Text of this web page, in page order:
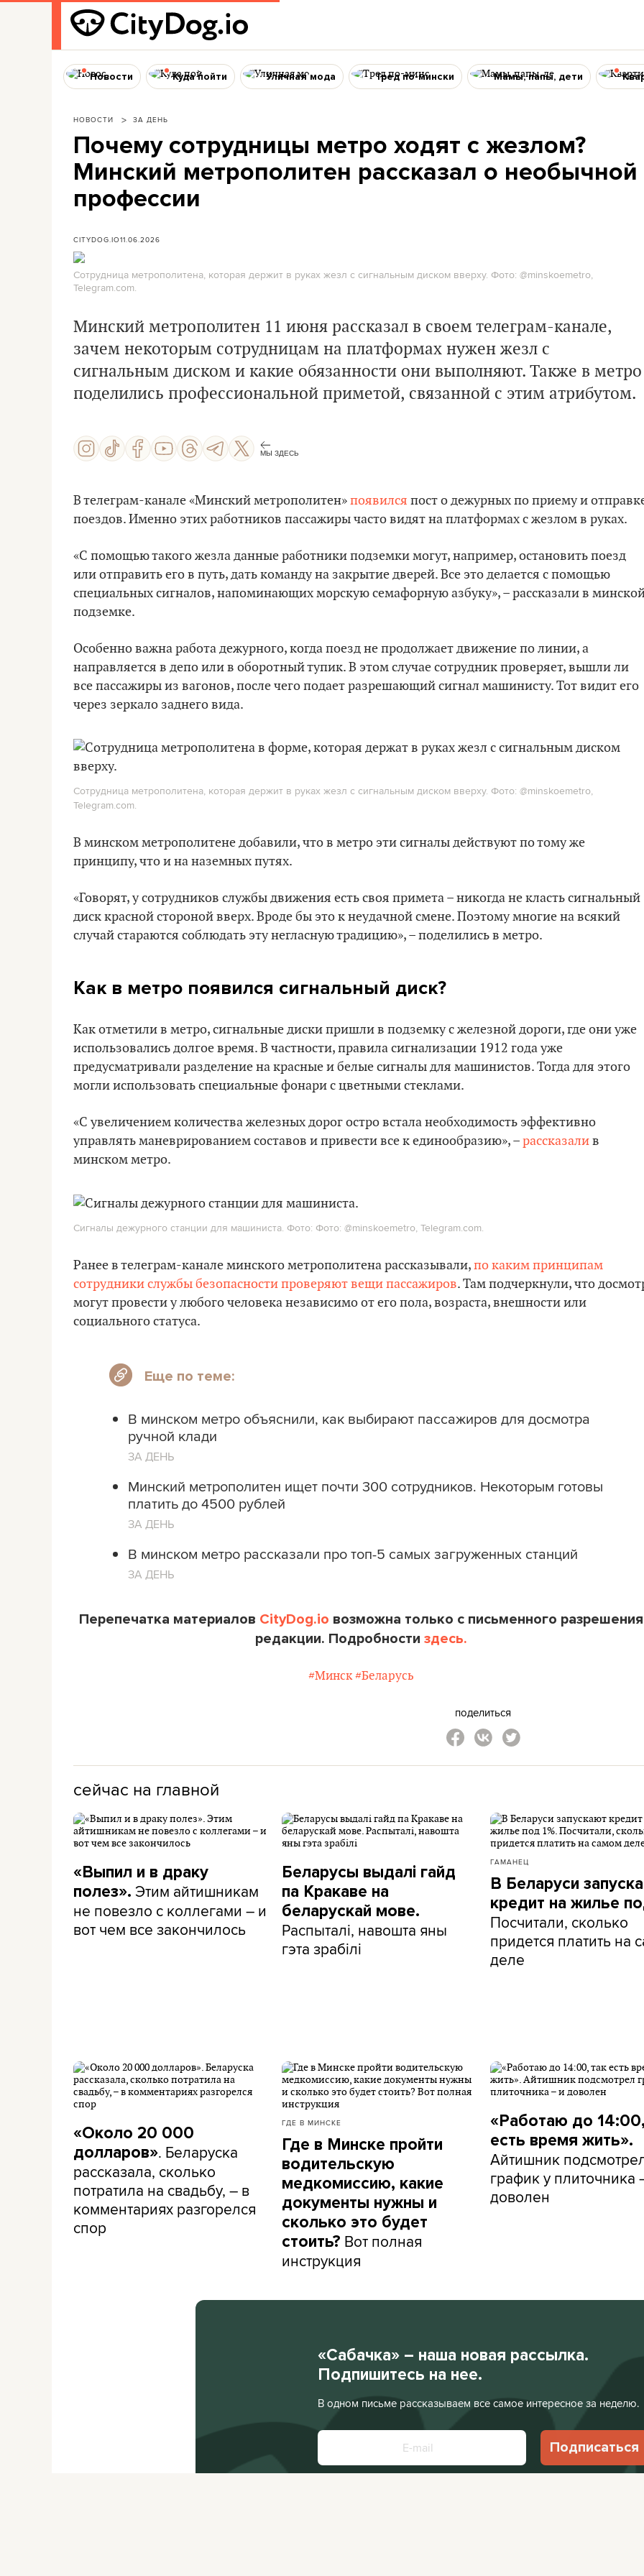
Новости Куда пойти Уличная мода Тред по-мински Мамы, папы, дети
НОВОСТИ ЗА ДЕНЬ
Почему сотрудницы метро ходят с жезлом?
Минский метрополитен рассказал о необычной
профессии
CITYDOG.IO11.06.2026
Сотрудница метрополитена, которая держит в руках жезл с сигнальным диском вверху. Фото: @minskoemetro,
Telegram.com.
Минский метрополитен 11 июня рассказал в своем телеграм-канале,
зачем некоторым сотрудницам на платформах нужен жезл с
сигнальным диском и какие обязанности они выполняют. Также в метро
поделились профессиональной приметой, связанной с этим атрибутом.
МЫ ЗДЕСЬ
В телеграм-канале «Минский метрополитен»появился пост о дежурных по приему и
поездов. Именно этих работников пассажиры часто видят на платформах с жезлом в руках.
«С помощью такого жезла данные работники подземки могут, например, остановить поезд
или отправить его в путь, дать команду на закрытие дверей. Все это делается с помощью
специальных сигналов, напоминающих морскую семафорную азбуку», – рассказали в
подземке.
Особенно важна работа дежурного, когда поезд не продолжает движение по линии, а
направляется в депо или в оборотный тупик. В этом случае сотрудник проверяет, вышли ли
все пассажиры из вагонов, после чего подает разрешающий сигнал машинисту. Тот видит его
через зеркало заднего вида.
Сотрудница метрополитена, которая держит в руках жезл с сигнальным диском вверху. Фото: @minskoemetro,
Telegram.com.
В минском метрополитене добавили, что в метро эти сигналы действуют по тому же
принципу, что и на наземных путях.
«Говорят, у сотрудников службы движения есть своя примета – никогда не класть сигнальный
диск красной стороной вверх. Вроде бы это к неудачной смене. Поэтому многие на всякий
случай стараются соблюдать эту негласную традицию», – поделились в метро.
Как в метро появился сигнальный диск?
Как отметили в метро, сигнальные диски пришли в подземку с железной дороги, где они уже
использовались долгое время. В частности, правила сигнализации 1912 года уже
предусматривали разделение на красные и белые сигналы для машинистов. Тогда для этого
могли использовать специальные фонари с цветными стеклами.
«С увеличением количества железных дорог остро встала необходимость эффективно
управлять маневрированием составов и привести все к единообразию», –рассказалив
минском метро.
Сигналы дежурного станции для машиниста. Фото: Фото: @minskoemetro, Telegram.com.
Ранее в телеграм-канале минского метрополитена рассказывали,по каким принципам
сотрудники службы безопасности проверяют вещи пассажиров. Там подчеркнули, что
могут провести у любого человека независимо от его пола, возраста, внешности или
социального статуса.
Еще по теме:
В минском метро объяснили, как выбирают пассажиров для досмотра
ручной клади
ЗА ДЕНЬ
Минский метрополитен ищет почти 300 сотрудников. Некоторым готовы
платить до 4500 рублей
ЗА ДЕНЬ
В минском метро рассказали про топ-5 самых загруженных станций
ЗА ДЕНЬ
Перепечатка материалов CityDog.io возможна только с письменного разрешения
редакции. Подробности здесь.
#Минск #Беларусь
поделиться
сейчас на главной
«Выпил и в драку
полез». Этим айтишникам
не повезло с коллегами – и
вот чем все закончилось
Беларусы выдалі гайд
па Кракаве на
беларускай мове.
Распыталі, навошта яны
гэта зрабілі
ГАМАНЕЦ
В Беларуси
кредит на жилье
Посчитали, сколько
придется платить на
деле
«Около 20 000
долларов». Беларуска
рассказала, сколько
потратила на свадьбу, – в
комментариях разгорелся
спор
ГДЕ В МИНСКЕ
Где в Минске пройти
водительскую
медкомиссию, какие
документы нужны и
сколько это будет
стоить? Вот полная
инструкция
«Работаю до
есть время жить».
Айтишник
график у плиточника
доволен
«Сабачка» – наша новая рассылка.
Подпишитесь на нее.
В одном письме рассказываем все самое интересное за неделю.
Подписаться